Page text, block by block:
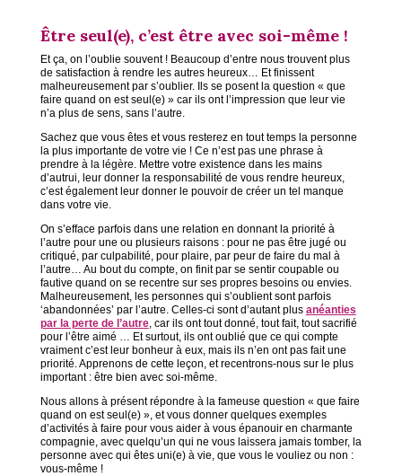
Être seul(e), c’est être avec soi-même !
Et ça, on l’oublie souvent ! Beaucoup d’entre nous trouvent plus
de satisfaction à rendre les autres heureux… Et finissent
malheureusement par s’oublier. Ils se posent la question « que
faire quand on est seul(e) » car ils ont l’impression que leur vie
n’a plus de sens, sans l’autre.
Sachez que vous êtes et vous resterez en tout temps la personne
la plus importante de votre vie ! Ce n’est pas une phrase à
prendre à la légère. Mettre votre existence dans les mains
d’autrui, leur donner la responsabilité de vous rendre heureux,
c’est également leur donner le pouvoir de créer un tel manque
dans votre vie.
On s’efface parfois dans une relation en donnant la priorité à
l’autre pour une ou plusieurs raisons : pour ne pas être jugé ou
critiqué, par culpabilité, pour plaire, par peur de faire du mal à
l’autre… Au bout du compte, on finit par se sentir coupable ou
fautive quand on se recentre sur ses propres besoins ou envies.
Malheureusement, les personnes qui s’oublient sont parfois
‘abandonnées’ par l’autre. Celles-ci sont d’autant plus anéanties
par la perte de l’autre, car ils ont tout donné, tout fait, tout sacrifié
pour l’être aimé … Et surtout, ils ont oublié que ce qui compte
vraiment c’est leur bonheur à eux, mais ils n’en ont pas fait une
priorité. Apprenons de cette leçon, et recentrons-nous sur le plus
important : être bien avec soi-même.
Nous allons à présent répondre à la fameuse question « que faire
quand on est seul(e) », et vous donner quelques exemples
d’activités à faire pour vous aider à vous épanouir en charmante
compagnie, avec quelqu’un qui ne vous laissera jamais tomber, la
personne avec qui êtes uni(e) à vie, que vous le vouliez ou non :
vous-même !